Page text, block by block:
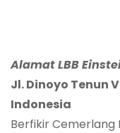
Alamat LBB
Jl. Dinoyo Tenun
Indonesia
Berfikir Cemerlang